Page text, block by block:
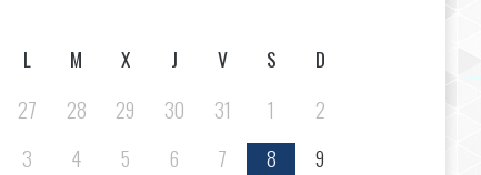
L M X J V S D
27 28 29 30 31 1
2
3
4 5 6 7 8 9